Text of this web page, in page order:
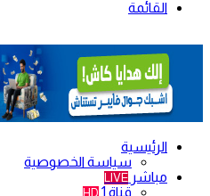
القائمة
الرئيسية
سياسة الخصوصية
مباشر LIVE
قناة 1 HD